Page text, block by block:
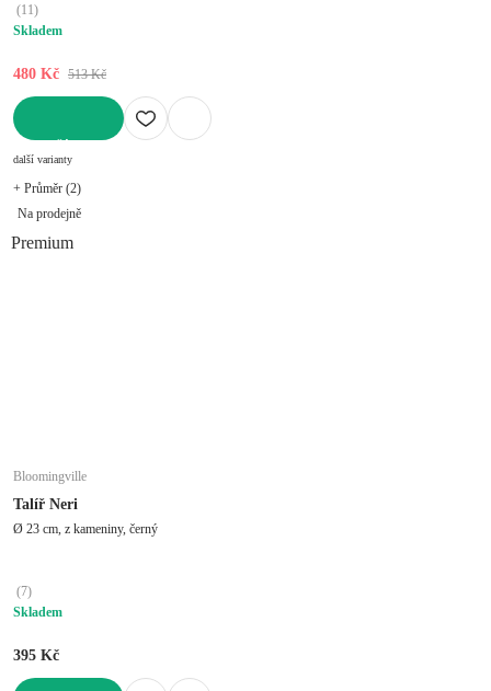
(11)
Skladem
480 Kč 513 Kč
další varianty
+ Průměr (2)
Na prodejně
Premium
Bloomingville
Talíř Neri
Ø 23 cm, z kameniny, černý
(7)
Skladem
395 Kč